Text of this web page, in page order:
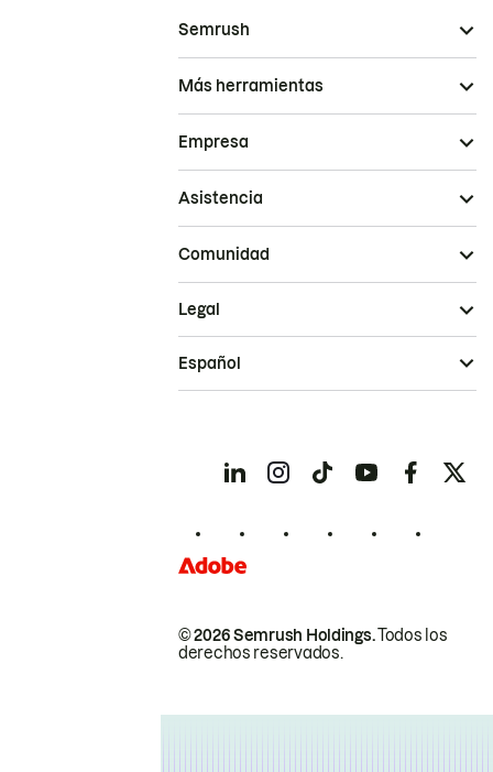
Semrush
Más herramientas
Empresa
Asistencia
Comunidad
© 2026 Semrush Holdings.Todos los
derechos reservados.
Legal
Español